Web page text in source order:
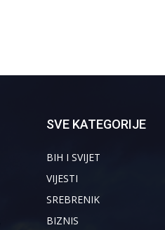
SVE KATEGORIJE
BIH I SVIJET
VIJESTI
SREBRENIK
BIZNIS